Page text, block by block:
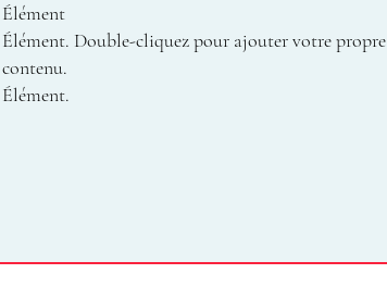
Élément
Élément. Double-cliquez pour ajouter votre propre
contenu.
Élément.